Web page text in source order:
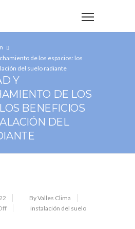
de los espacios: los
del suelo radiante
Y
DE LOS
BENEFICIOS
DEL
By Valles Clima
instalación del suelo